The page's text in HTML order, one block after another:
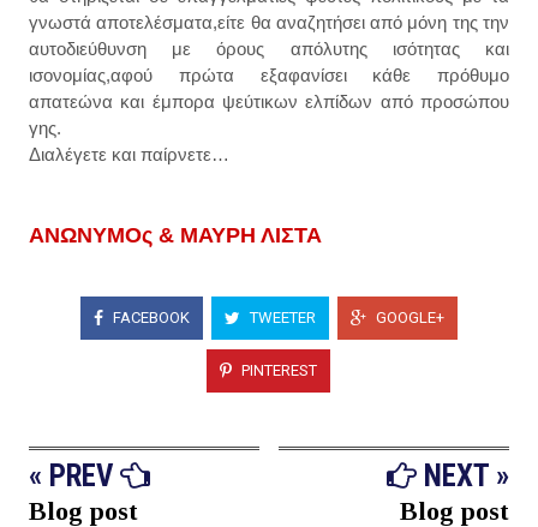
γνωστά αποτελέσματα,είτε θα αναζητήσει από μόνη της την
αυτοδιεύθυνση με όρους απόλυτης ισότητας και
ισονομίας,αφού πρώτα εξαφανίσει κάθε πρόθυμο
απατεώνα και έμπορα ψεύτικων ελπίδων από προσώπου
γης.
Διαλέγετε και παίρνετε…
ΑΝΩΝΥΜΟς & ΜΑΥΡΗ ΛΙΣΤΑ
FACEBOOK TWEETER GOOGLE+
PINTEREST
« PREV
Blog post
NEXT »
Blog post